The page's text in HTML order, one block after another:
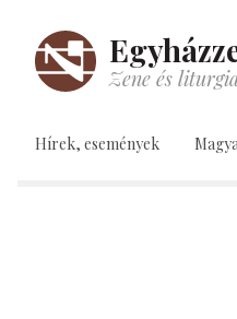
Zene és
Hírek, események